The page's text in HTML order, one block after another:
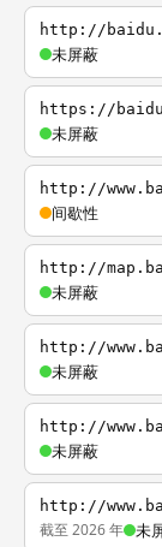
http://
未屏蔽
https://
未屏蔽
http://
间歇性
http://
未屏蔽
http://
未屏蔽
http://
未屏蔽
http://
截至 2026 年 未